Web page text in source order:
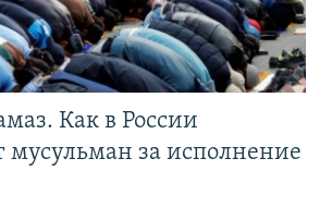
Как в России
мусульман за исполнение